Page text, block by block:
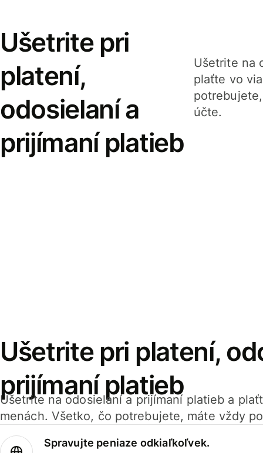
Ušetrite pri
platení,
odosielaní a
prijímaní platieb
Ušetrite na
plaťte vo
účte.
Ušetrite pri platení,
prijímaní platieb
Ušetrite na odosielaní a prijímaní platieb a
menách. Všetko, čo potrebujete, máte vždy
Spravujte peniaze odkiaľkoľvek.